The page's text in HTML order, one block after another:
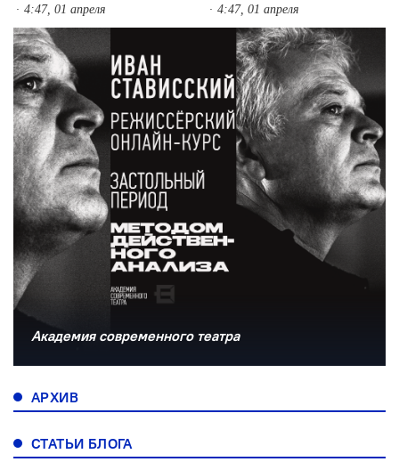
4:47, 01 апреля 4:47, 01 апреля
Академия современного театра
АРХИВ
СТАТЬИ БЛОГА